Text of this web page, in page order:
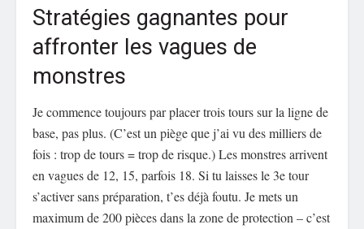
Stratégies gagnantes pour
affronter les vagues de
monstres
Je commence toujours par placer trois tours sur la ligne de
base, pas plus. (C’est un piège que j’ai vu des milliers de
fois : trop de tours = trop de risque.) Les monstres arrivent
en vagues de 12, 15, parfois 18. Si tu laisses le 3e tour
s’activer sans préparation, t’es déjà foutu. Je mets un
maximum de 200 pièces dans la zone de protection – c’est